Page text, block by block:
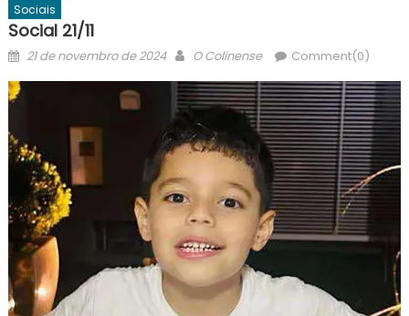
Sociais
Social 21/11
Posted
21 de novembro de 2024 Author
O Colinense Comment(0)